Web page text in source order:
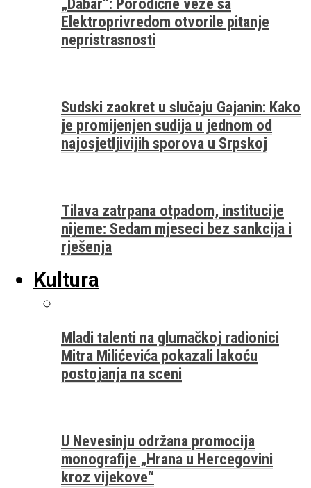
Elektroprivredom otvorile pitanje
nepristrasnosti
Sudski zaokret u slučaju Gajanin: Kako
je promijenjen sudija u jednom od
najosjetljivijih sporova u Srpskoj
Tilava zatrpana otpadom, institucije
nijeme: Sedam mjeseci bez sankcija i
rješenja
Kultura
Mladi talenti na glumačkoj radionici
Mitra Milićevića pokazali lakoću
postojanja na sceni
U Nevesinju održana promocija
monografije „Hrana u Hercegovini
kroz vijekove“